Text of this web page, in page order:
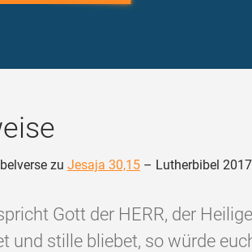
zu Jesaja 30,15 – Lutherbibel 2017
Gott der HERR, der
und stille bliebet, so würde